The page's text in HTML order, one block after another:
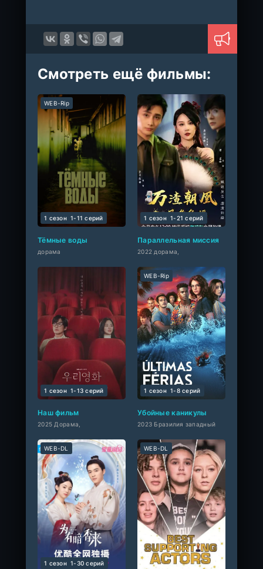
Смотреть ещё фильмы:
Тёмные воды
дорама
WEB-Rip
1 сезон 1-11 cерий
Параллельная миссия
2022 дорама,
1 сезон 1-21 cерий
Наш фильм
2025 Дорама,
1 сезон 1-13 cерий
Убойные каникулы
2023 Бразилия западный
WEB-Rip
1 сезон 1-8 cерий
WEB-DL
1 сезон 1-30 cерий
WEB-DL